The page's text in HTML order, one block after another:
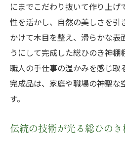
にまでこだわり抜いて作り上げ
性を活かし、自然の美しさを引
かけて木目を整え、滑らかな表
うにして完成した総ひのき神棚
職人の手仕事の温かみを感じ取
完成品は、家庭や職場の神聖な
す。
伝統の技術が光る総ひのき